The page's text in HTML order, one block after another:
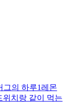
그의 하루1레몬
위치랑 같이 먹는